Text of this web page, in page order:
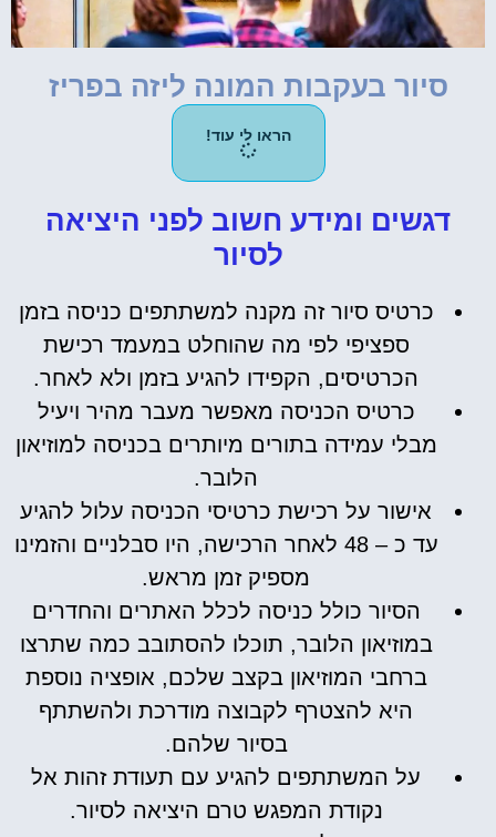
סיור בעקבות המונה ליזה בפריז
הראו לי עוד!
דגשים ומידע חשוב לפני היציאה
לסיור
כרטיס סיור זה מקנה למשתתפים כניסה בזמן
ספציפי לפי מה שהוחלט במעמד רכישת
הכרטיסים, הקפידו להגיע בזמן ולא לאחר.
כרטיס הכניסה מאפשר מעבר מהיר ויעיל
מבלי עמידה בתורים מיותרים בכניסה למוזיאון
הלובר.
אישור על רכישת כרטיסי הכניסה עלול להגיע
עד כ – 48 לאחר הרכישה, היו סבלניים והזמינו
מספיק זמן מראש.
הסיור כולל כניסה לכלל האתרים והחדרים
במוזיאון הלובר, תוכלו להסתובב כמה שתרצו
ברחבי המוזיאון בקצב שלכם, אופציה נוספת
היא להצטרף לקבוצה מודרכת ולהשתתף
בסיור שלהם.
על המשתתפים להגיע עם תעודת זהות אל
נקודת המפגש טרם היציאה לסיור.